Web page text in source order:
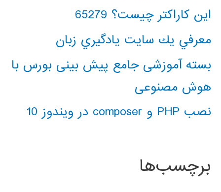
این کاراکتر چیست؟ 65279
معرفي يك سايت يادگيري زبان
بسته آموزشی جامع پیش بینی بورس با
هوش مصنوعی
نصب PHP و composer در ویندوز 10
برچسب‌ها